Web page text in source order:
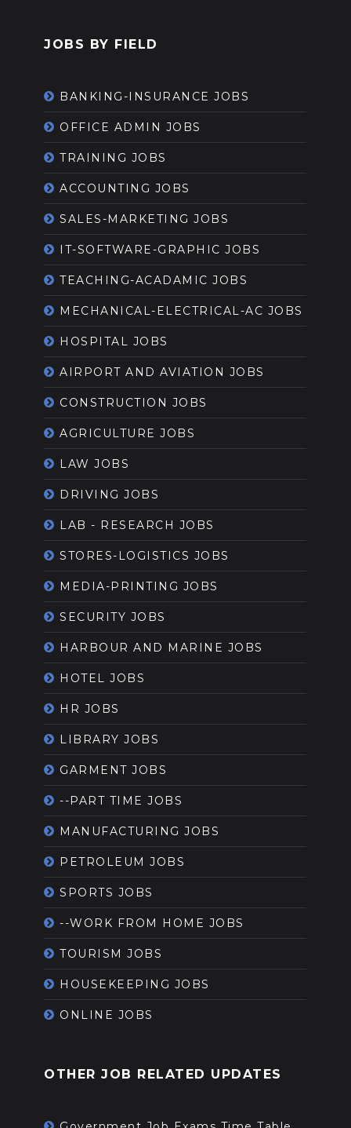
JOBS BY FIELD
BANKING-INSURANCE JOBS
OFFICE ADMIN JOBS
TRAINING JOBS
ACCOUNTING JOBS
SALES-MARKETING JOBS
IT-SOFTWARE-GRAPHIC JOBS
TEACHING-ACADAMIC JOBS
MECHANICAL-ELECTRICAL-AC JOBS
HOSPITAL JOBS
AIRPORT AND AVIATION JOBS
CONSTRUCTION JOBS
AGRICULTURE JOBS
LAW JOBS
DRIVING JOBS
LAB - RESEARCH JOBS
STORES-LOGISTICS JOBS
MEDIA-PRINTING JOBS
SECURITY JOBS
HARBOUR AND MARINE JOBS
HOTEL JOBS
HR JOBS
LIBRARY JOBS
GARMENT JOBS
--PART TIME JOBS
MANUFACTURING JOBS
PETROLEUM JOBS
SPORTS JOBS
--WORK FROM HOME JOBS
TOURISM JOBS
HOUSEKEEPING JOBS
ONLINE JOBS
OTHER JOB RELATED UPDATES